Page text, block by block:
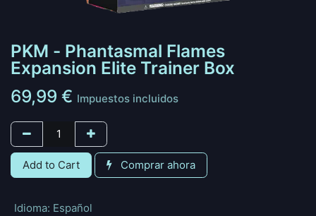
PKM - Phantasmal Flames
Expansion Elite Trainer Box
69,99 € Impuestos incluidos
Add to Cart Comprar ahora
Idioma: Español